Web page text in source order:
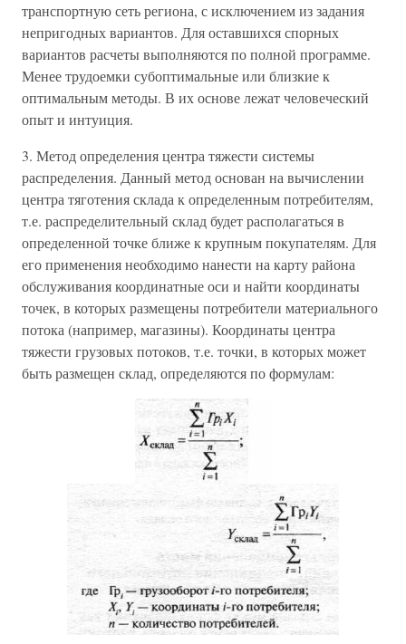
транспортную сеть региона, с исключением из задания
непригодных вариантов. Для оставшихся спорных
вариантов расчеты выполняются по полной программе.
Менее трудоемки субоптимальные или близкие к
оптимальным методы. В их основе лежат человеческий
опыт и интуиция.
3. Метод определения центра тяжести системы
распределения. Данный метод основан на вычислении
центра тяготения склада к определенным потребителям,
т.е. распределительный склад будет располагаться в
определенной точке ближе к крупным покупателям. Для
его применения необходимо нанести на карту района
обслуживания координатные оси и найти координаты
точек, в которых размещены потребители материального
потока (например, магазины). Координаты центра
тяжести грузовых потоков, т.е. точки, в которых может
быть размещен склад, определяются по формулам: